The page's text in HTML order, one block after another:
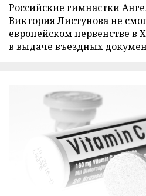
Российские гимнастки
Виктория Листунова не
европейском первенстве в
в выдаче въездных